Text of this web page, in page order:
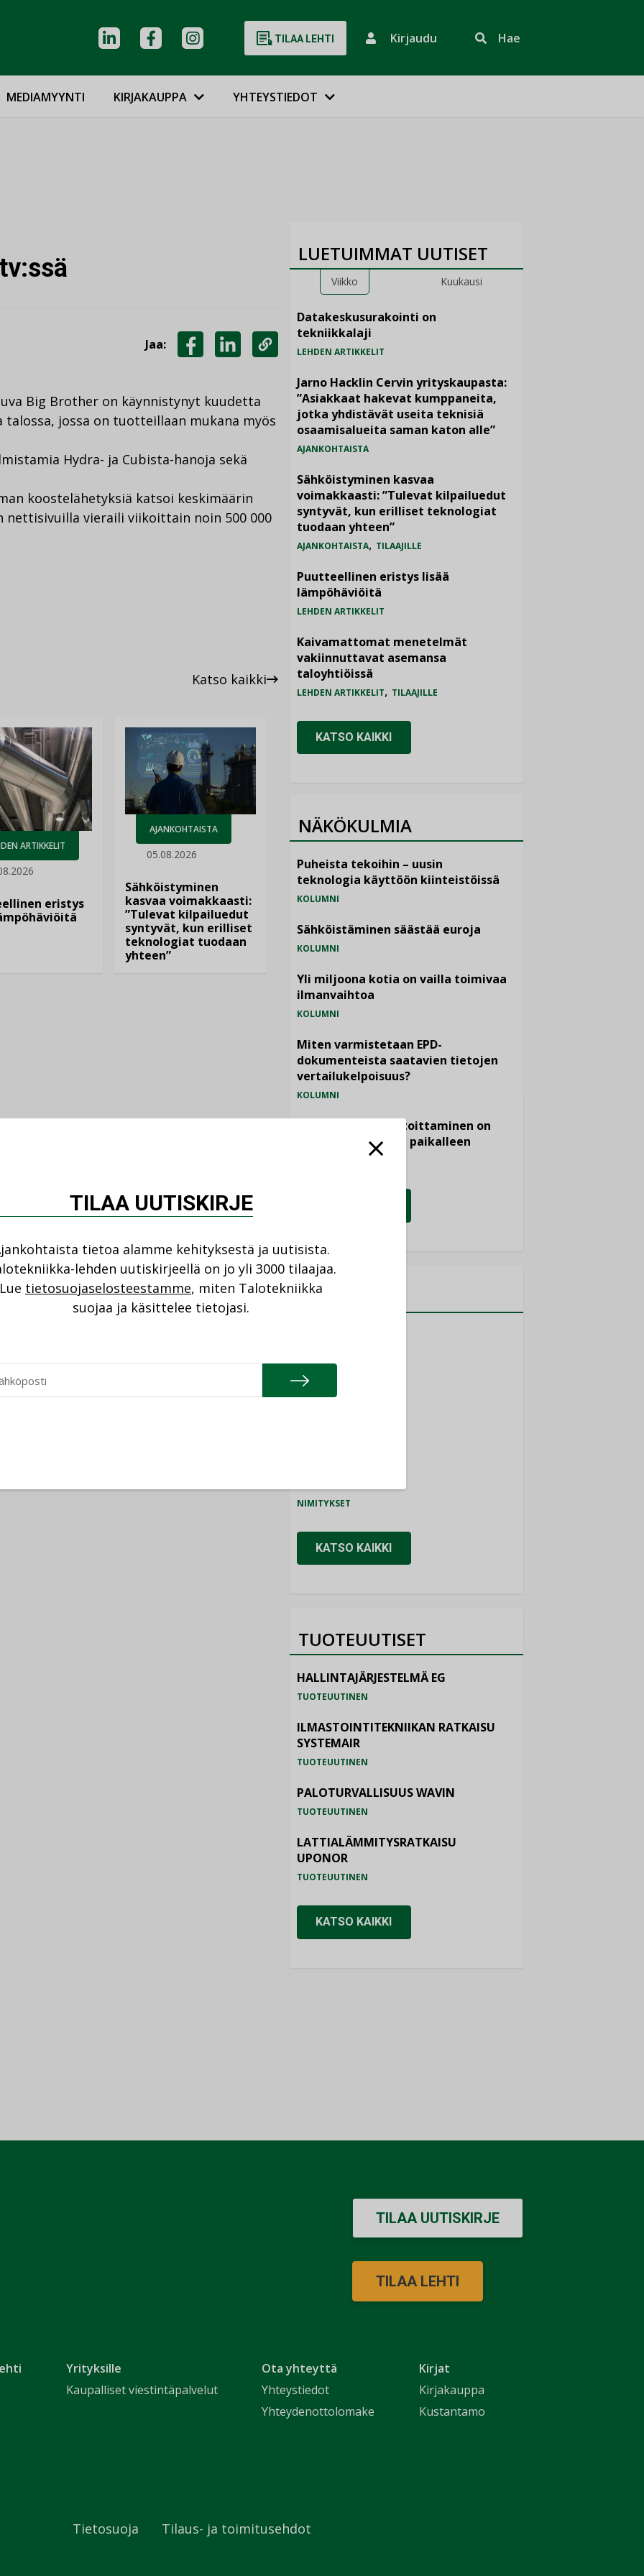
TILAA LEHTI Kirjaudu Hae
MEDIAMYYNTI KIRJAKAUPPA YHTEYSTIEDOT
Jaa:
LINKEDINISSÄ
LINKKI
Big Brother on käynnistynyt kuudetta
jossa on tuotteillaan mukana myös
Hydra- ja Cubista-hanoja sekä
koostelähetyksiä katsoi keskimäärin
nettisivuilla vieraili viikoittain noin 500 000
Katso kaikki
ARTIKKELIT
eristys
AJANKOHTAISTA
05.08.2026
Sähköistyminen
kasvaa voimakkaasti:
”Tulevat kilpailuedut
syntyvät, kun erilliset
teknologiat tuodaan
yhteen”
LUETUIMMAT UUTISET
Viikko Kuukausi
Datakeskusurakointi on
tekniikkalaji
LEHDEN ARTIKKELIT
Jarno Hacklin Cervin yrityskaupasta:
”Asiakkaat hakevat kumppaneita,
jotka yhdistävät useita teknisiä
osaamisalueita saman katon alle”
AJANKOHTAISTA
Sähköistyminen kasvaa
voimakkaasti: ”Tulevat kilpailuedut
syntyvät, kun erilliset teknologiat
tuodaan yhteen”
AJANKOHTAISTA, TILAAJILLE
Puutteellinen eristys lisää
lämpöhäviöitä
LEHDEN ARTIKKELIT
Kaivamattomat menetelmät
vakiinnuttavat asemansa
taloyhtiöissä
LEHDEN ARTIKKELIT, TILAAJILLE
KATSO KAIKKI
NÄKÖKULMIA
Puheista tekoihin – uusin
teknologia käyttöön kiinteistöissä
KOLUMNI
Sähköistäminen säästää euroja
KOLUMNI
Yli miljoona kotia on vailla toimivaa
ilmanvaihtoa
KOLUMNI
Miten varmistetaan EPD-
dokumenteista saatavien tietojen
vertailukelpoisuus?
KOLUMNI
Vesi- ja viemärimitoittaminen on
jämähtänyt ajassa paikalleen
NIMITYKSET
Refair
NIMITYKSET
KATSO KAIKKI
TUOTEUUTISET
HALLINTAJÄRJESTELMÄ EG
TUOTEUUTINEN
ILMASTOINTITEKNIIKAN RATKAISU
SYSTEMAIR
TUOTEUUTINEN
PALOTURVALLISUUS WAVIN
TUOTEUUTINEN
LATTIALÄMMITYSRATKAISU
UPONOR
TUOTEUUTINEN
KATSO KAIKKI
Yrityksille
Kaupalliset viestintäpalvelut
Ota yhteyttä
Yhteystiedot
Yhteydenottolomake
Kirjat
Kirjakauppa
Kustantamo
TILAA UUTISKIRJE
TILAA LEHTI
Tietosuoja Tilaus- ja toimitusehdot
TILAA UUTISKIRJE
tietoa alamme kehityksestä ja uutisista.
lehden uutiskirjeellä on jo yli 3000 tilaajaa.
Lue tietosuojaselosteestamme, miten Talotekniikka
suojaa ja käsittelee tietojasi.